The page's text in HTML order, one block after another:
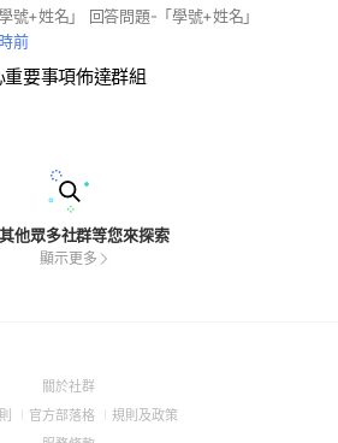
號+姓名」 回答問題-「學號+姓名」
前
要事項佈達群組
他眾多社群等您來探索
顯示更多
關於社群(Open
(Open
官方部落格
(Open
規則及政策(Open